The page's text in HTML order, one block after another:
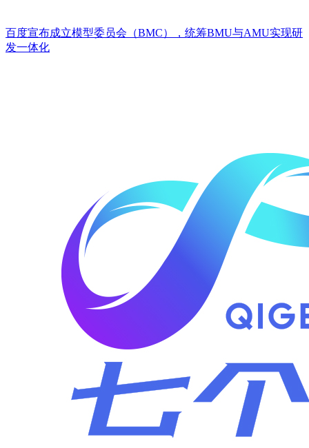
百度宣布成立模型委员会（BMC），统筹BMU与AMU实现研
发一体化